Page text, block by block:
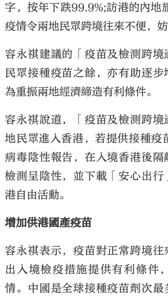
字，按年下跌99.9%;訪港的內地
疫情令兩地民眾跨境往來不便，妨
容永祺建議的「疫苗及檢測跨
民眾接種疫苗之餘，亦有助逐步
為重振兩地經濟締造有利條件。
容永祺說道，「疫苗及檢測跨境
地民眾進入香港，若提供接種疫
病毒陰性報告，在入境香港後
檢測呈陰性，並下載「安心出
港自由活動。
增加供港國產疫苗
容永祺表示，疫苗對正常跨境往
出入境檢疫措施提供有利條件
情。中國是全球接種疫苗劑次